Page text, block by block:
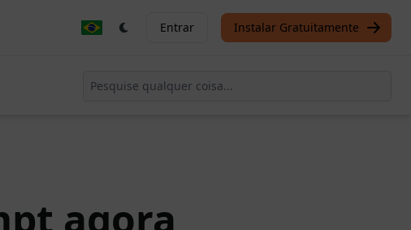
Entrar Instalar Gratuitamente
agora